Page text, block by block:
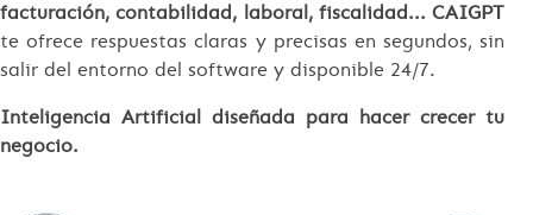
facturación, contabilidad, laboral, fiscalidad... CAIGPT
te ofrece respuestas claras y precisas en segundos, sin
salir del entorno del software y disponible 24/7.
Inteligencia Artificial diseñada para hacer crecer tu
negocio.